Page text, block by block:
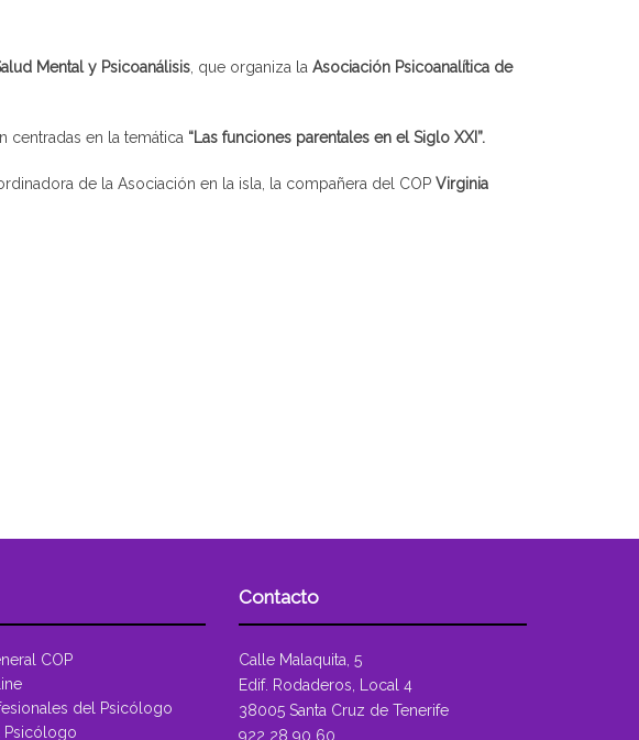
Mental y Psicoanálisis , que organiza la Asociación Psicoanalítica de
centradas en la temática “Las funciones parentales en el Siglo XXI”.
de la Asociación en la isla, la compañera del COP Virginia
COP
del Psicólogo
Psicólogo
Contacto
Calle Malaquita, 5
Edif. Rodaderos, Local 4
38005 Santa Cruz de Tenerife
922 28 90 60